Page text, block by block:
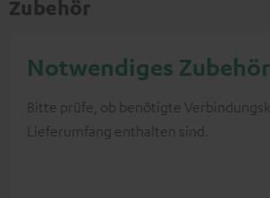
Zubehör
Notwendiges Zubehör
Bitte prüfe, ob benötigte
Lieferumfang enthalten sind.